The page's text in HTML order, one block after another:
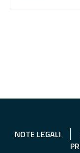
NOTE LEGALI